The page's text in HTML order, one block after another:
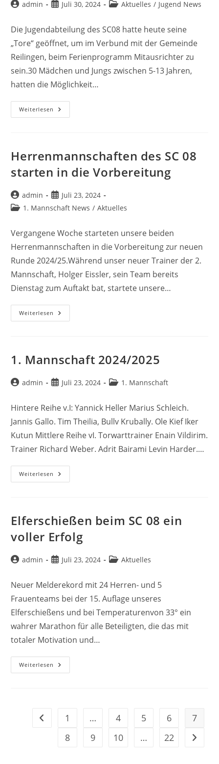
Beitrags-
admin
BeitragJuli 30, 2024
Beitrags-
Aktuelles / Jugend News
Die Jugendabteilung des SC08 hatte heute seine
„Tore“ geöffnet, um im Verbund mit der Gemeinde
Reilingen, beim Ferienprogramm Mitausrichter zu
sein.30 Mädchen und Jungs zwischen 5-13 Jahren,
hatten die Möglichkeit…
Weiterlesen Ferienprogramm
Der
Herrenmannschaften des SC 08
starten in die Vorbereitung
Beitrags-
Autor:
admin
Beitrag
veröffentlicht:
Juli 23, 2024
Beitrags-
1. Mannschaft News / Aktuelles
Vergangene Woche starteten unsere beiden
Herrenmannschaften in die Vorbereitung zur neuen
Runde 2024/25.Während unser neuer Trainer der 2.
Mannschaft, Holger Eissler, sein Team bereits
Dienstag zum Auftakt bat, startete unsere…
Weiterlesen Herrenmannschaften
Des
Vorbereitung
1. Mannschaft 2024/2025
Beitrags-
admin
BeitragJuli 23, 2024
Beitrags-
1. Mannschaft
Hintere Reihe v.I: Yannick Heller Marius Schleich.
Jannis Gallo. Tim Theilia, Bullv Krubally. Ole Kief Iker
Kutun Mittlere Reihe vI. Torwarttrainer Enain Vildirim.
Trainer Richard Weber. Adrit Bairami Levin Harder.…
Weiterlesen 1.
Mannschaft
Elferschießen beim SC 08 ein
voller Erfolg
Beitrags-
admin
BeitragJuli 23, 2024
Beitrags-
Aktuelles
Neuer Melderekord mit 24 Herren- und 5
Frauenteams bei der 15. Auflage unseres
Elferschießens und bei Temperaturenvon 33° ein
wahrer Marathon für alle Beteiligten, die das mit
totaler Motivation und…
Weiterlesen Elferschießen
Beim
Gehe zur vorherigen Seite
1 … 4 5 6
7
8
9 10 … 22 Gehe